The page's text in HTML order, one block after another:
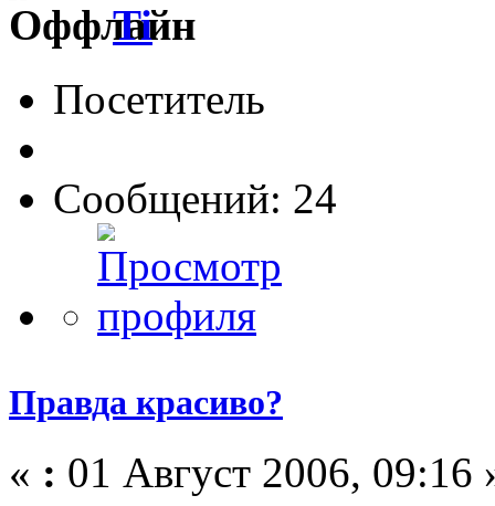
Ti
Посетитель
Сообщений: 24
Правда красиво?
« : 01 Август 2006, 09:16